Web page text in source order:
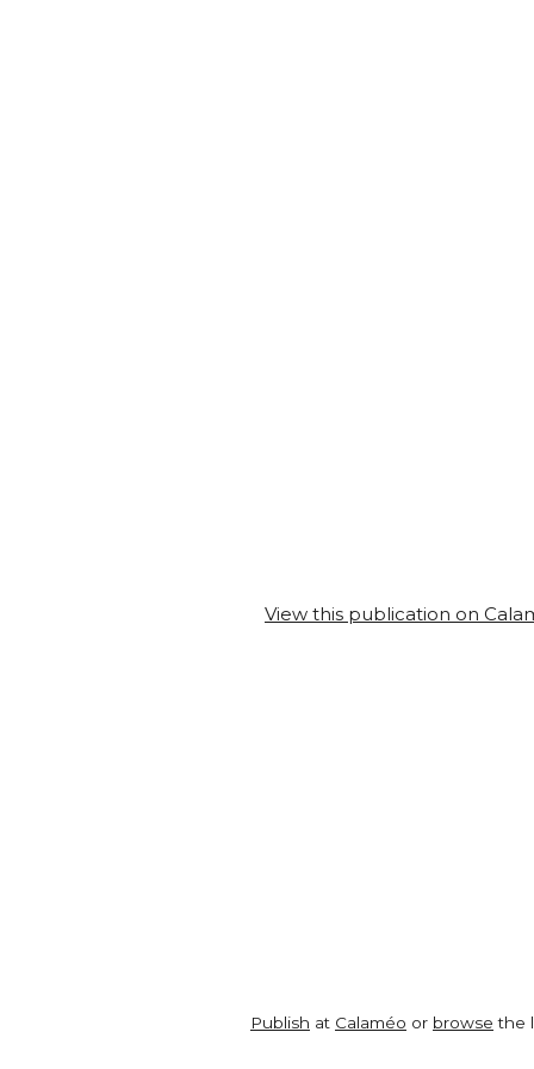
View this publication on
Publish at Calaméo or browse the